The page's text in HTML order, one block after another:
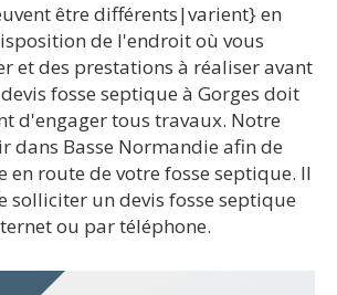
être différents|varient} en
de l'endroit où vous
et des prestations à réaliser avant
fosse septique à Gorges doit
d'engager tous travaux. Notre
dans Basse Normandie afin de
en route de votre fosse septique. Il
solliciter un devis fosse septique
ou par téléphone.